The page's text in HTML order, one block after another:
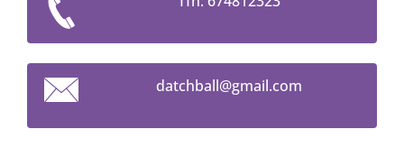
datchball@gmail.com